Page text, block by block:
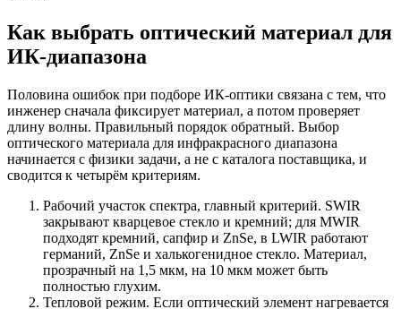
Как выбрать оптический материал для
ИК-диапазона
Половина ошибок при подборе ИК-оптики связана с тем, что
инженер сначала фиксирует материал, а потом проверяет
длину волны. Правильный порядок обратный. Выбор
оптического материала для инфракрасного диапазона
начинается с физики задачи, а не с каталога поставщика, и
сводится к четырём критериям.
Рабочий участок спектра, главный критерий. SWIR
закрывают кварцевое стекло и кремний; для MWIR
подходят кремний, сапфир и ZnSe, в LWIR работают
германий, ZnSe и халькогенидное стекло. Материал,
прозрачный на 1,5 мкм, на 10 мкм может быть
полностью глухим.
Тепловой режим. Если оптический элемент нагревается